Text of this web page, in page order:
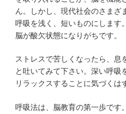
ん。しかし、現代社会のさまざ
呼吸を浅く、短いものにします
脳が酸欠状態になりがちです。
ストレスで苦しくなったら、息
と吐いてみて下さい。深い呼吸
リラックスすることに気づくは
呼吸法は、脳教育の第一歩です